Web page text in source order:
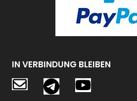
IN VERBINDUNG BLEIBEN